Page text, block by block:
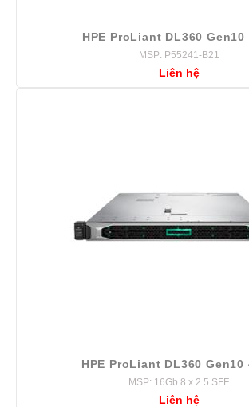
HPE ProLiant DL360 Gen10
MSP: P55241-B21
Liên hệ
HPE ProLiant DL360 Gen10
MSP: 16Gb 8 x 2.5 SFF
Liên hệ